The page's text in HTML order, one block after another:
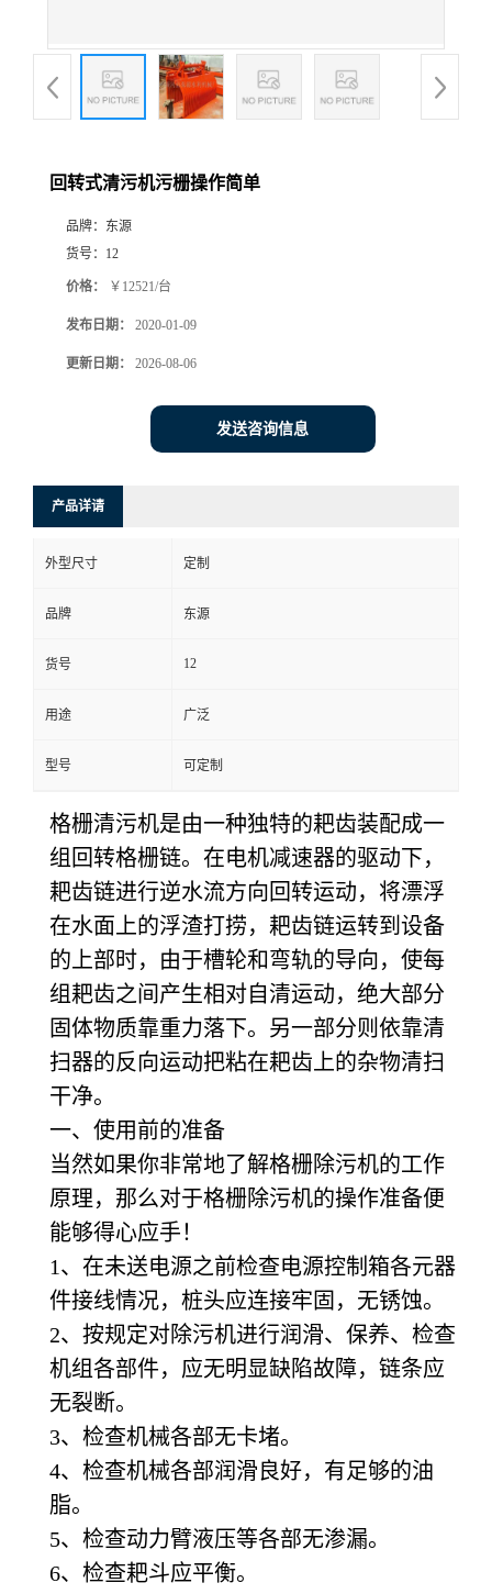
回转式清污机污栅操作简单
品牌： 东源
货号： 12
价格： ￥12521/台
发布日期： 2020-01-09
更新日期： 2026-08-06
发送咨询信息
产品详请
外型尺寸 定制
品牌 东源
货号 12
用途 广泛
型号 可定制
格栅清污机是由一种独特的耙齿装配成一
组回转格栅链。在电机减速器的驱动下，
耙齿链进行逆水流方向回转运动，将漂浮
在水面上的浮渣打捞，耙齿链运转到设备
的上部时，由于槽轮和弯轨的导向，使每
组耙齿之间产生相对自清运动，绝大部分
固体物质靠重力落下。另一部分则依靠清
扫器的反向运动把粘在耙齿上的杂物清扫
干净。
一、使用前的准备
当然如果你非常地了解格栅除污机的工作
原理，那么对于格栅除污机的操作准备便
能够得心应手！
1、在未送电源之前检查电源控制箱各元器
件接线情况，桩头应连接牢固，无锈蚀。
2、按规定对除污机进行润滑、保养、检查
机组各部件，应无明显缺陷故障，链条应
无裂断。
3、检查机械各部无卡堵。
4、检查机械各部润滑良好，有足够的油
脂。
5、检查动力臂液压等各部无渗漏。
6、检查耙斗应平衡。